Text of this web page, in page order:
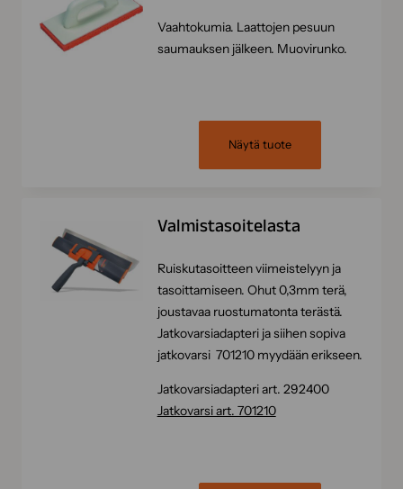
Vaahtokumia. Laattojen pesuun
saumauksen jälkeen. Muovirunko.
Näytä tuote
Valmistasoitelasta
Ruiskutasoitteen viimeistelyyn ja
tasoittamiseen. Ohut 0,3mm terä,
joustavaa ruostumatonta terästä.
Jatkovarsiadapteri ja siihen sopiva
jatkovarsi 701210 myydään erikseen.
Jatkovarsiadapteri art. 292400
Jatkovarsi art. 701210